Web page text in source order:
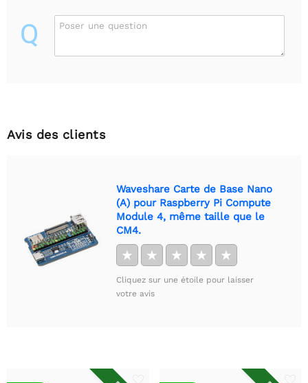
Q Poser une question
Avis des clients
Waveshare Carte de Base Nano
(A) pour Raspberry Pi Compute
Module 4, même taille que le
CM4.
★ ★ ★ ★ ★
Cliquez sur une étoile pour laisser
votre avis